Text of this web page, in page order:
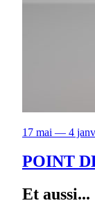
17 mai — 4
POINT
Et aussi...